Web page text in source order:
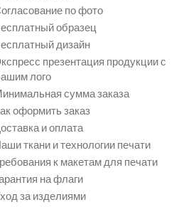
по фото
образец
дизайн
презентация продукции с
лого
сумма заказа
оформить заказ
и оплата
ткани и технологии печати
к макетам для печати
на флаги
за изделиями